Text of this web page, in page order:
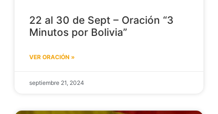
22 al 30 de Sept – Oración “3
Minutos por Bolivia”
VER ORACIÓN »
septiembre 21, 2024